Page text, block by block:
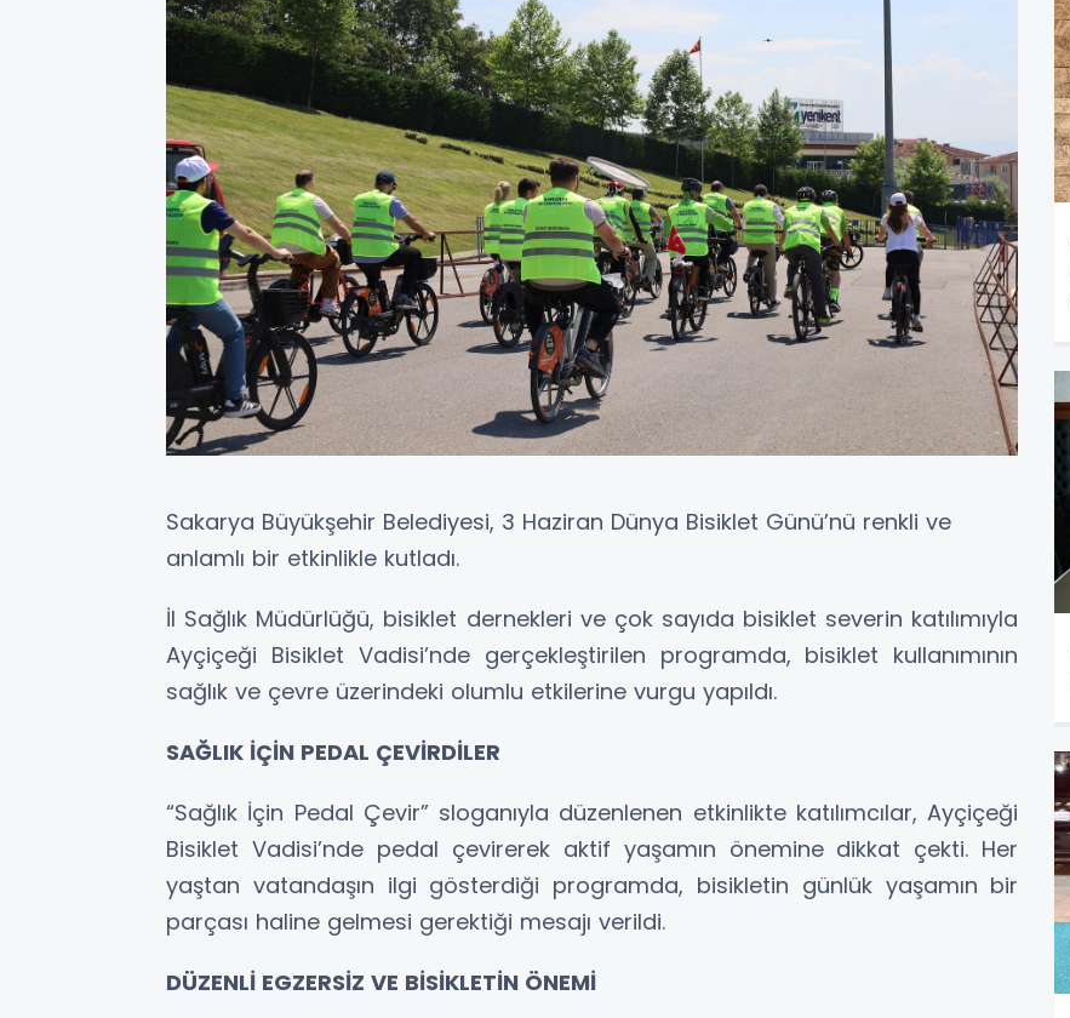
Sakarya Büyükşehir Belediyesi, 3 Haziran Dünya Bisiklet Günü’nü renkli ve
anlamlı bir etkinlikle kutladı.
İl Sağlık Müdürlüğü, bisiklet dernekleri ve çok sayıda bisiklet severin katılımıyla
Ayçiçeği Bisiklet Vadisi’nde gerçekleştirilen programda, bisiklet kullanımının
sağlık ve çevre üzerindeki olumlu etkilerine vurgu yapıldı.
SAĞLIK İÇİN PEDAL ÇEVİRDİLER
“Sağlık İçin Pedal Çevir” sloganıyla düzenlenen etkinlikte katılımcılar, Ayçiçeği
Bisiklet Vadisi’nde pedal çevirerek aktif yaşamın önemine dikkat çekti. Her
yaştan vatandaşın ilgi gösterdiği programda, bisikletin günlük yaşamın bir
parçası haline gelmesi gerektiği mesajı verildi.
DÜZENLİ EGZERSİZ VE BİSİKLETİN ÖNEMİ